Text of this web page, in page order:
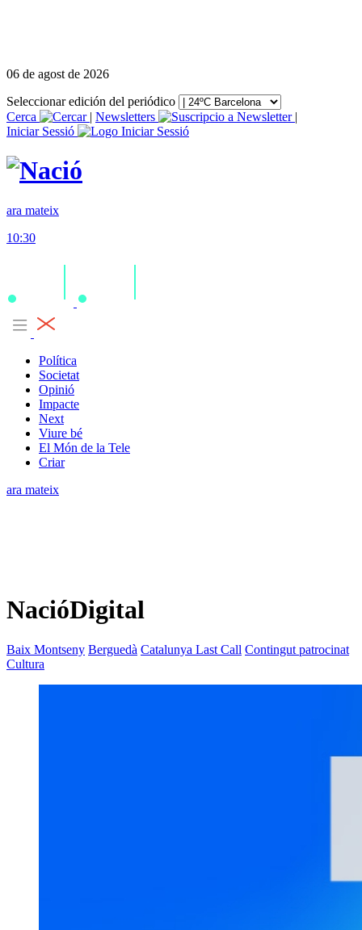
06 de agost de 2026
Seleccionar edición del periódico
Cerca
| Newsletters
|
Iniciar Sessió
ara mateix
10:30
Política
Societat
Opinió
Impacte
Next
Viure bé
El Món de la Tele
Criar
ara mateix
NacióDigital
Baix Montseny Berguedà Catalunya Last Call Contingut patrocinat
Cultura